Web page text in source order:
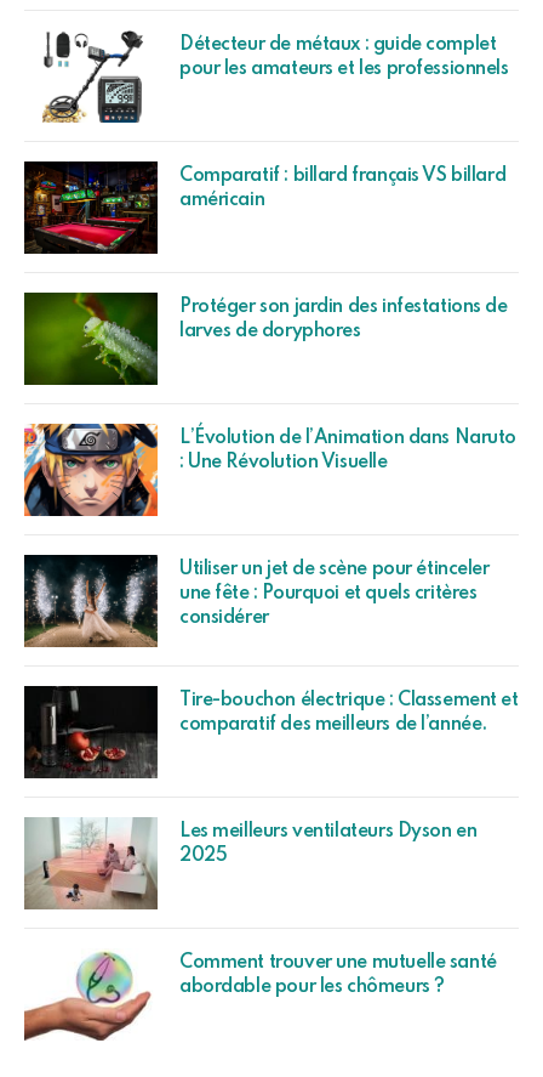
Détecteur de métaux : guide complet
pour les amateurs et les professionnels
Comparatif : billard français VS billard
américain
Protéger son jardin des infestations de
larves de doryphores
L’Évolution de l’Animation dans Naruto
: Une Révolution Visuelle
Utiliser un jet de scène pour étinceler
une fête : Pourquoi et quels critères
considérer
Tire-bouchon électrique : Classement et
comparatif des meilleurs de l’année.
Les meilleurs ventilateurs Dyson en
2025
Comment trouver une mutuelle santé
abordable pour les chômeurs ?